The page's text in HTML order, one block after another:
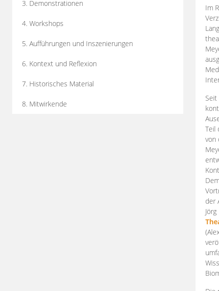
3. Demonstrationen
4. Workshops
5. Aufführungen und Inszenierungen
6. Kontext und Reflexion
7. Historisches Material
8. Mitwirkende
Im
Teil
von
der